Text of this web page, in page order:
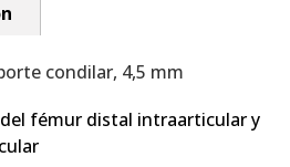
condilar, 4,5 mm
fémur distal intraarticular y